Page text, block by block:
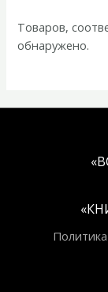
Товаров,
обнаружено.
«